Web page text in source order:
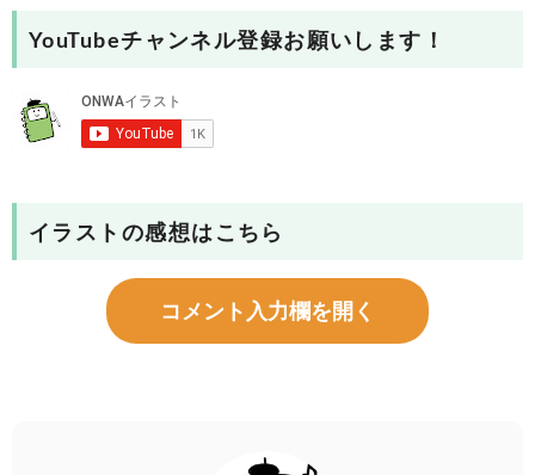
YouTubeチャンネル登録お願いします！
イラストの感想はこちら
コメント入力欄を開く